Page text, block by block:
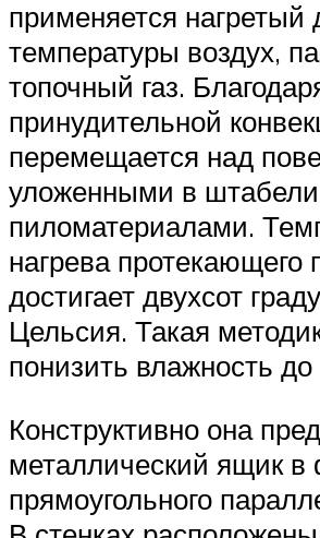
применяется нагретый
температуры воздух,
топочный газ.
принудительной
перемещается над
уложенными в штабели
пиломатериалами.
нагрева протекающего
достигает двухсот
Цельсия. Такая
понизить влажность
Конструктивно она
металлический ящик
прямоугольного